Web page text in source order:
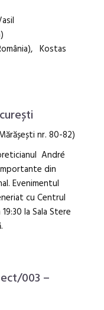
Kostas
nr. 80-82)
André
din
Evenimentul
cu Centrul
la Sala Stere
003 –